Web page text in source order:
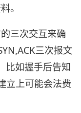
。
三次交互来确
三次报文
比如握手后告知
立上可能会法费